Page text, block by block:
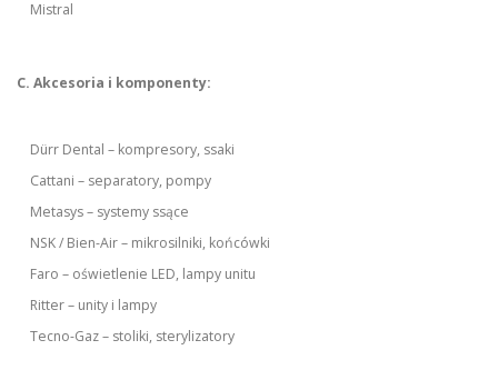
Mistral
C. Akcesoria i komponenty:
Dürr Dental – kompresory, ssaki
Cattani – separatory, pompy
Metasys – systemy ssące
NSK / Bien-Air – mikrosilniki, końcówki
Faro – oświetlenie LED, lampy unitu
Ritter – unity i lampy
Tecno-Gaz – stoliki, sterylizatory